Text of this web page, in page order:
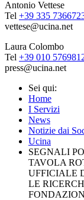
Antonio Vettese
Tel +39 335
vettese@ucina.net
Laura Colombo
Tel +39 010
press@ucina.net
Sei qui:
Home
I Servizi
News
Notizie dai
Ucina
SEGNALI
TAVOLA
UFFICIALE
LE